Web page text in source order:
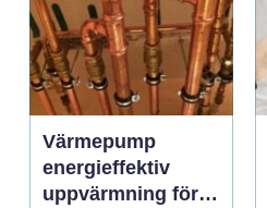
Värmepump
energieffektiv
uppvärmning för